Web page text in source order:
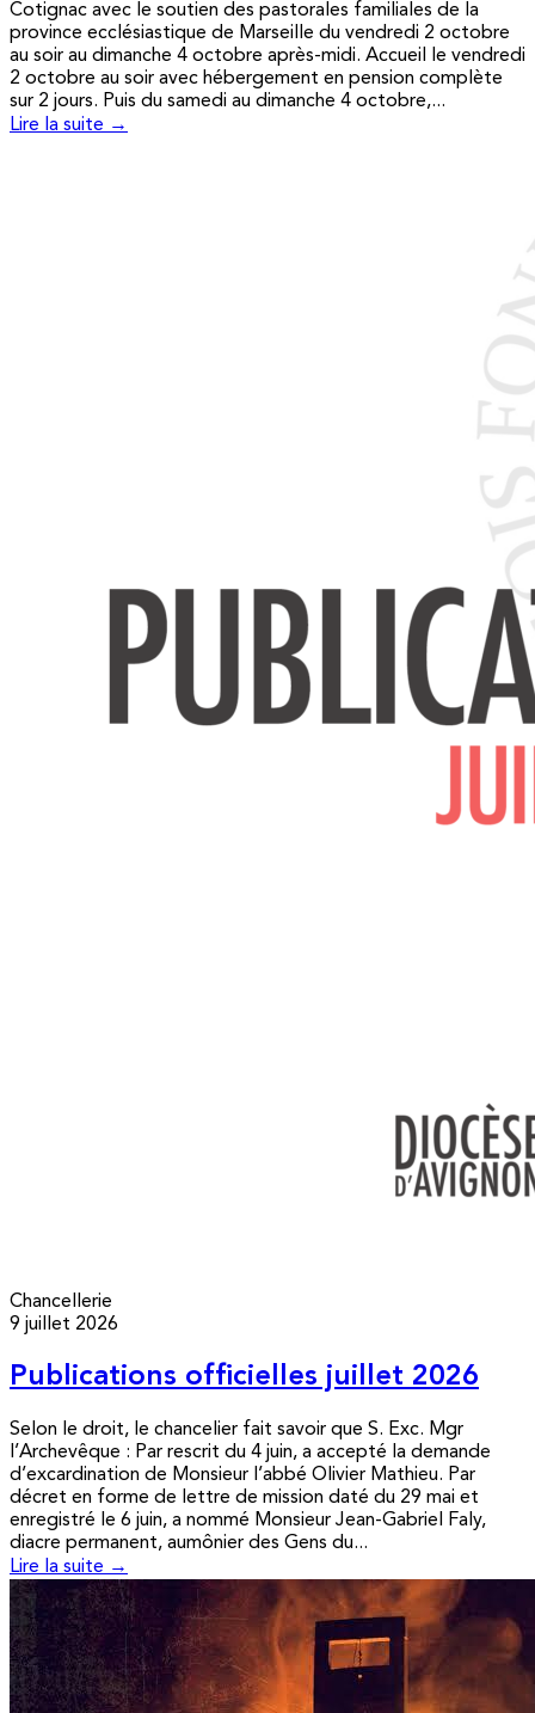
Cotignac avec le soutien des pastorales familiales de la
province ecclésiastique de Marseille du vendredi 2 octobre
au soir au dimanche 4 octobre après-midi. Accueil le vendredi
2 octobre au soir avec hébergement en pension complète
sur 2 jours. Puis du samedi au dimanche 4 octobre,...
Lire la suite →
Chancellerie
9 juillet 2026
Publications officielles juillet 2026
Selon le droit, le chancelier fait savoir que S. Exc. Mgr
l’Archevêque : Par rescrit du 4 juin, a accepté la demande
d’excardination de Monsieur l’abbé Olivier Mathieu. Par
décret en forme de lettre de mission daté du 29 mai et
enregistré le 6 juin, a nommé Monsieur Jean-Gabriel Faly,
diacre permanent, aumônier des Gens du...
Lire la suite →